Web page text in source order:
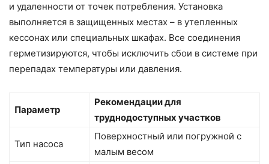
и удаленности от точек потребления. Установка
выполняется в защищенных местах – в утепленных
кессонах или специальных шкафах. Все соединения
герметизируются, чтобы исключить сбои в системе при
перепадах температуры или давления.
Параметр
Рекомендации для
труднодоступных участков
Тип насоса
Поверхностный или погружной с
малым весом